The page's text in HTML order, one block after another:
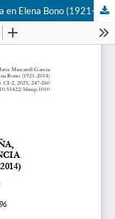
Paisajes de montaña, paisajes de resistencia en Elena Bono (1921-2014)